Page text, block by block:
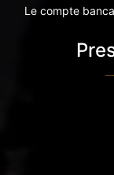
Le compte